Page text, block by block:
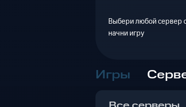
Выбери любой сервер
начни игру
Игры